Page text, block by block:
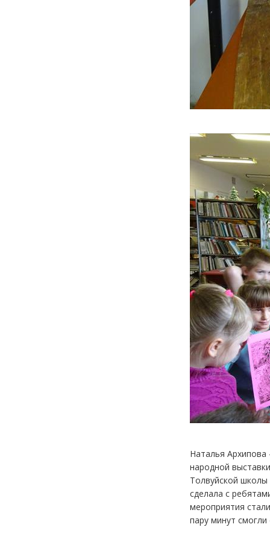
Наталья
народной
Толвуйской
сделала с
мероприятия
пару минут